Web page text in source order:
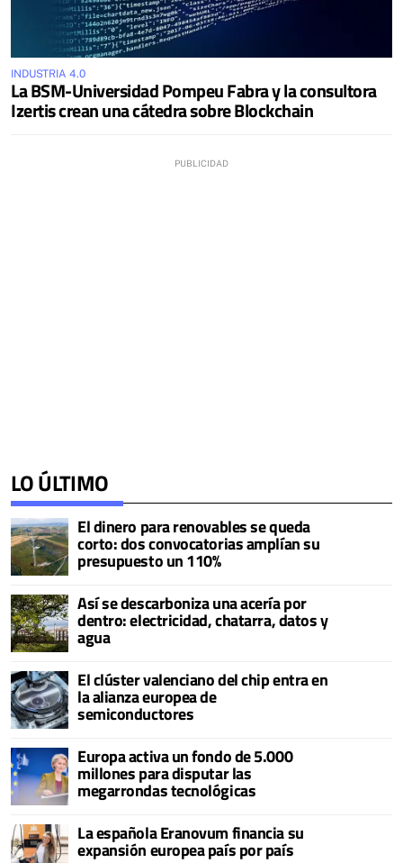
INDUSTRIA 4.0
La BSM-Universidad Pompeu Fabra y la consultora
Izertis crean una cátedra sobre Blockchain
LO ÚLTIMO
El dinero para renovables se queda
corto: dos convocatorias amplían su
presupuesto un 110%
Así se descarboniza una acería por
dentro: electricidad, chatarra, datos y
agua
El clúster valenciano del chip entra en
la alianza europea de
semiconductores
Europa activa un fondo de 5.000
millones para disputar las
megarrondas tecnológicas
La española Eranovum financia su
expansión europea país por país